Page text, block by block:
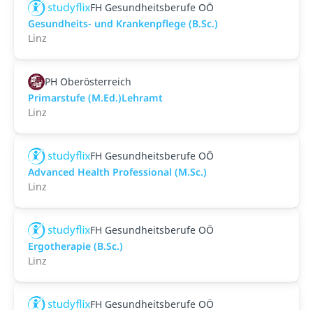
FH Gesundheitsberufe OÖ
Gesundheits- und Krankenpflege (B.Sc.)
Linz
PH Oberösterreich
Primarstufe (M.Ed.)Lehramt
Linz
FH Gesundheitsberufe OÖ
Advanced Health Professional (M.Sc.)
Linz
FH Gesundheitsberufe OÖ
Ergotherapie (B.Sc.)
Linz
FH Gesundheitsberufe OÖ